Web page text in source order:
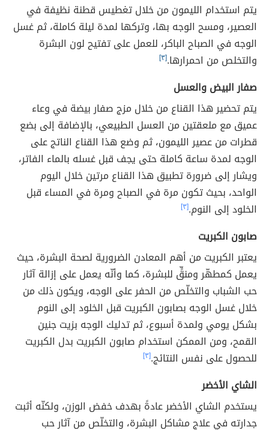
يتم استخدام الليمون من خلال تغطيس قطنة نظيفة في
العصير، ومسح الوجه بها، وتركها لمدة ليلة كاملة، ثم غسل
الوجه في الصباح الباكر، للعمل على تفتيح لون البشرة
والتخلص من احمرارها.[٣]
صفار البيض والعسل
يتم تحضير هذا القناع من خلال مزج صفار بيضة في وعاء
عميق مع ملعقتين من العسل الطبيعي، بالإضافة إلى بضع
قطرات من عصير الليمون، ثم وضع هذا القناع الناتج على
الوجه لمدة ساعة كاملة حتى يجف قبل غسله بالماء الفاتر،
ويشار إلى ضرورة تطبيق هذا القناع مرتين خلال اليوم
الواحد، بحيث تكون مرة في الصباح ومرة في المساء قبل
الخلود إلى النوم.[٣]
صابون الكبريت
يعتبر الكبريت من أهم المعادن الضرورية لصحة البشرة، حيث
يعمل كمطهّر ومنقٍّ للبشرة، كما وأنّه يعمل على إزالة آثار
حب الشباب والتخلّص من الحفر على الوجه، ويكون ذلك من
خلال غسل الوجه بصابون الكبريت قبل الخلود إلى النوم
بشكل يومي ولمدة أسبوع، ثم تدليك الوجه بزيت جنين
القمح، ومن الممكن استخدام صابون الكبريت بدل الكبريت
للحصول على نفس النتائج.[٣]
الشاي الأخضر
يستخدم الشاي الأخضر عادةً بهدف خفض الوزن، ولكنّه أثبت
جدارته في علاج مشاكل البشرة، والتخلّص من آثار حب